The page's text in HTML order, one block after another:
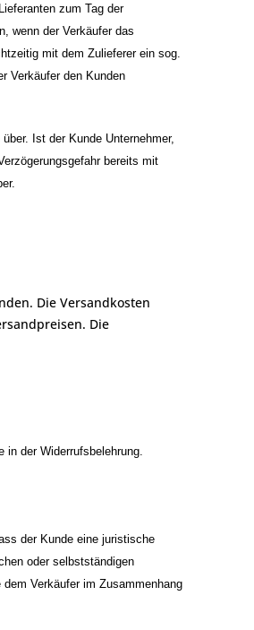
zum Tag der
wenn der Verkäufer das
mit dem Zulieferer ein sog.
Verkäufer den Kunden
Ist der Kunde Unternehmer,
bereits mit
Die Versandkosten
Die
der Widerrufsbelehrung.
der Kunde eine juristische
oder selbstständigen
Verkäufer im Zusammenhang